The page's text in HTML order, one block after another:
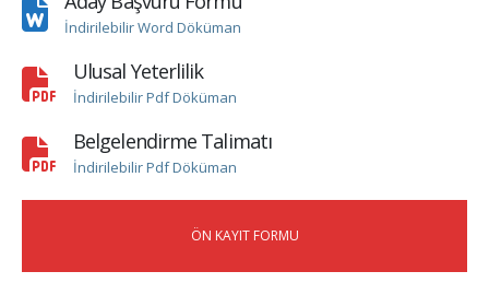
İndirilebilir Word Döküman
Ulusal Yeterlilik
İndirilebilir Pdf Döküman
Belgelendirme Talimatı
İndirilebilir Pdf Döküman
ÖN KAYIT FORMU